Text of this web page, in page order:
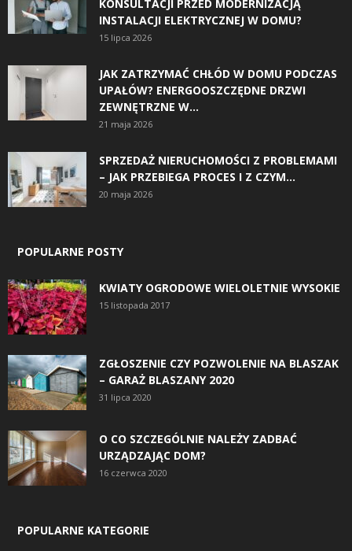
KONSULTACJI PRZED MODERNIZACJĄ
INSTALACJI ELEKTRYCZNEJ W DOMU?
15 lipca 2026
JAK ZATRZYMAĆ CHŁÓD W DOMU PODCZAS
UPAŁÓW? ENERGOOSZCZĘDNE DRZWI
ZEWNĘTRZNE W...
21 maja 2026
SPRZEDAŻ NIERUCHOMOŚCI Z PROBLEMAMI
– JAK PRZEBIEGA PROCES I Z CZYM...
20 maja 2026
POPULARNE POSTY
KWIATY OGRODOWE WIELOLETNIE WYSOKIE
15 listopada 2017
ZGŁOSZENIE CZY POZWOLENIE NA BLASZAK
– GARAŻ BLASZANY 2020
31 lipca 2020
O CO SZCZEGÓLNIE NALEŻY ZADBAĆ
URZĄDZAJĄC DOM?
16 czerwca 2020
POPULARNE KATEGORIE